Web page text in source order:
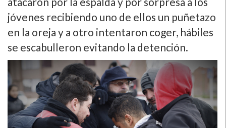
jóvenes recibiendo uno de ellos un puñetazo
en la oreja y a otro intentaron coger, hábiles
se escabulleron evitando la detención.